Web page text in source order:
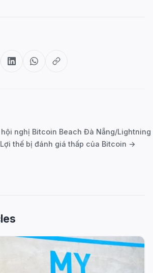
nghị Bitcoin Beach Đà Nẵng/Lightning
thế bị đánh giá thấp của Bitcoin →